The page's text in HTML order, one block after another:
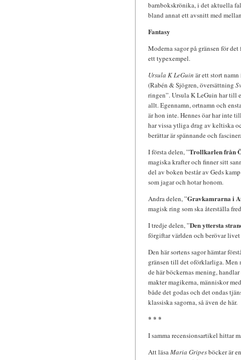
barnbokskrönika, i det aktuella
bland annat ett avsnitt med
Fantasy
Moderna sagor på gränsen för
ett typexempel.
Ursula K LeGuin är ett stort
(Rabén & Sjögren, översättning
ringen”. Ursula K LeGuin har till
allt. Egennamn, ortnamn och
är hon inte. Hennes öar har inte
har vissa ytliga drag av keltiska
berättar är spännande och
I första delen, ”Trollkarlen från
magiska krafter och finner sitt
del av boken består av Geds
som jagar och hotar honom.
Andra delen, ”Gravkamrarna i
magisk ring som ska återställa
I tredje delen, ”Den yttersta
förgiftar världen och berövar livet
Den här sortens sagor hämtar
gränsen till det oförklarliga.
de här böckernas mening,
makter magikerna, människor
både det godas och det ondas
klassiska sagorna, så även de här.
* * *
I samma recensionsartikel hittar
Att läsaMaria Gripesböcker är